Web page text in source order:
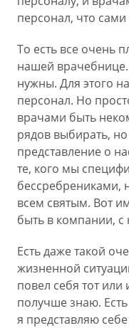
персонал, что
То есть все очень
нашей
нужны. Для этого
персонал. Но
врачами быть
рядов выбирать,
представление о
те, кого мы
бессребрениками,
всем святым. Вот
быть в компании, с
Есть даже такой
жизненной
повел себя тот или
получше знаю.
я представляю